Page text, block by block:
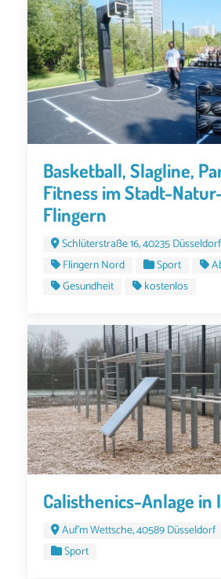
Basketball, Slagline,
Fitness im Stadt-
Flingern
Schlüterstraße 16, 40235 Düsseldorf
Flingern Nord
Sport
Gesundheit
kostenlos
Calisthenics-Anlage in
Auf'm Wettsche, 40589 Düsseldorf
Sport